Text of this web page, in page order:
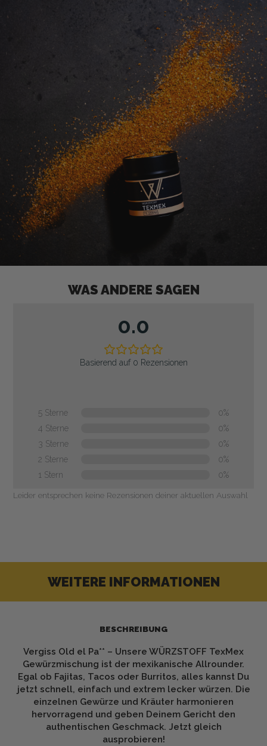
WAS ANDERE SAGEN
0.0
Basierend auf 0 Rezensionen
5 Sterne
0%
4 Sterne
0%
3 Sterne
0%
2 Sterne
0%
1 Stern
0%
Leider entsprechen keine Rezensionen deiner aktuellen Auswahl
WEITERE INFORMATIONEN
BESCHREIBUNG
Vergiss Old el Pa** – Unsere WÜRZSTOFF TexMex
Gewürzmischung ist der mexikanische Allrounder.
Egal ob Fajitas, Tacos oder Burritos, alles kannst Du
jetzt schnell, einfach und extrem lecker würzen. Die
einzelnen Gewürze und Kräuter harmonieren
hervorragend und geben Deinem Gericht den
authentischen Geschmack. Jetzt gleich
ausprobieren!